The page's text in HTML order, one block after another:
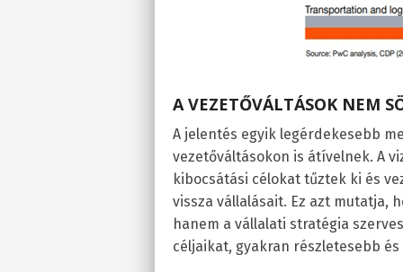
A VEZETŐVÁLTÁSOK NEM
A jelentés egyik legérdekesebb
vezetőváltásokon is átívelnek. A
kibocsátási célokat tűztek ki és
vissza vállalásait. Ez azt mutatja,
hanem a vállalati stratégia
céljaikat, gyakran részletesebb